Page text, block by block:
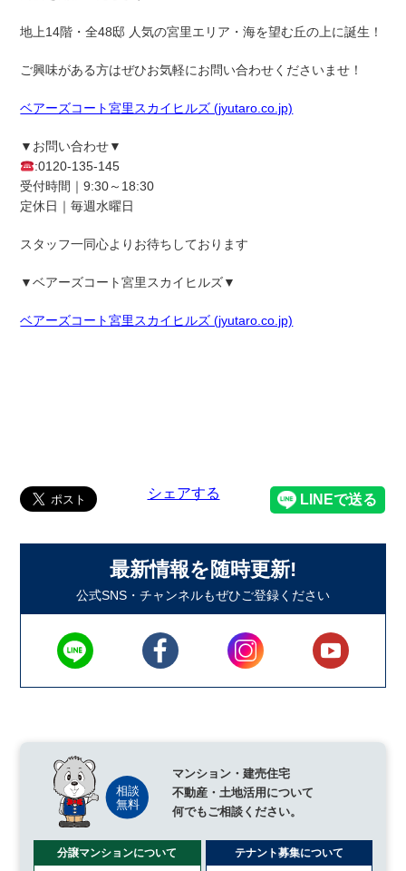
地上14階・全48邸 人気の宮里エリア・海を望む丘の上に誕生！
ご興味がある方はぜひお気軽にお問い合わせくださいませ！
ベアーズコート宮里スカイヒルズ (jyutaro.co.jp)
▼お問い合わせ▼
:0120-135-145
受付時間｜9:30～18:30
定休日｜毎週水曜日
スタッフ一同心よりお待ちしております
▼ベアーズコート宮里スカイヒルズ▼
ベアーズコート宮里スカイヒルズ (jyutaro.co.jp)
シェアする
最新情報を随時更新!
公式SNS・チャンネルもぜひご登録ください
マンション・建売住宅
不動産・土地活用について
何でもご相談ください。
分譲マンションについて テナント募集について